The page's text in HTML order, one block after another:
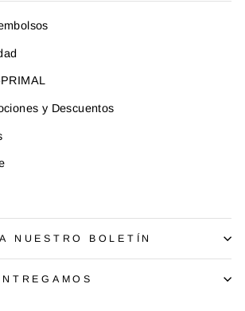
y Descuentos
NUESTRO BOLETÍN